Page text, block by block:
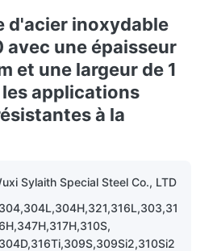
d'acier inoxydable
avec une épaisseur
et une largeur de 1
applications
à la
Sylaith Special Steel Co., LTD
304,304L,304H,321,316L,303,31
304D,316Ti,309S,309Si2,310Si2